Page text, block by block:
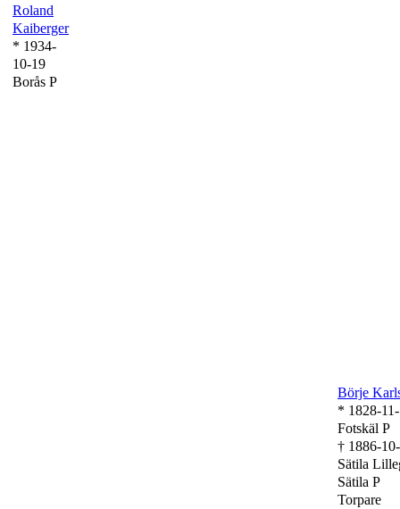
Roland
Kaiberger
* 1934-
10-19
Borås P
Börje
* 1828-
Fotskäl P
† 1886-
Sätila
Sätila P
Torpare